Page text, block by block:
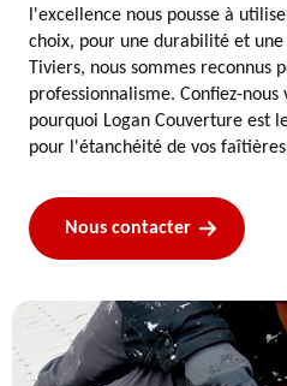
l'excellence nous pousse à
choix, pour une durabilité et
Tiviers, nous sommes
professionnalisme. Confiez-
pourquoi Logan Couverture est
pour l'étanchéité de vos
Nous contacter